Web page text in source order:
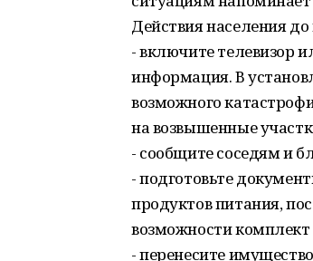
Действия населения
- включите телевизор
информация. В
возможного
на возвышенные
- сообщите соседям и
- подготовьте
продуктов питания,
возможности
- перенесите